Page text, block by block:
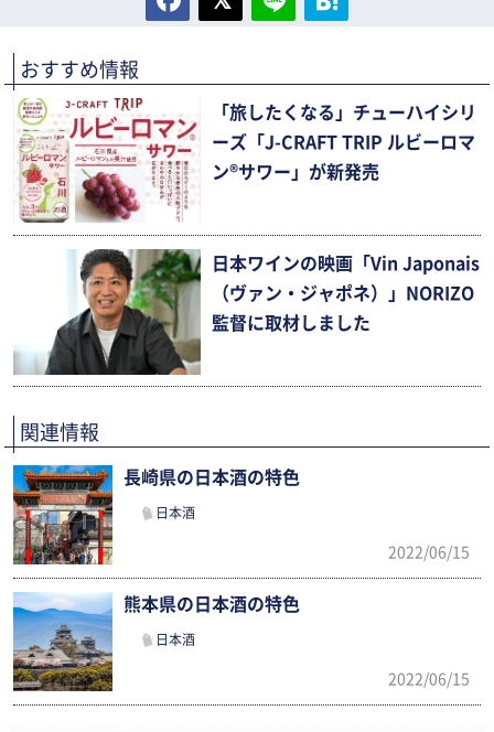
おすすめ情報
「旅したくなる」チューハイシリ
ーズ「J-CRAFT TRIP ルビーロマ
ン®サワー」が新発売
日本ワインの映画「Vin Japonais
（ヴァン・ジャポネ）」NORIZO
監督に取材しました
関連情報
長崎県の日本酒の特色
日本酒
2022/06/15
熊本県の日本酒の特色
日本酒
2022/06/15